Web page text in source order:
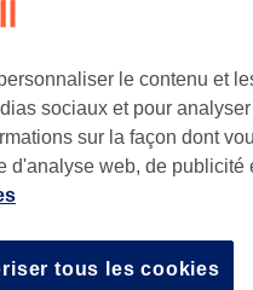
détail...
le contenu et
sociaux et pour analyser
sur la façon dont
d'analyse web, de publicité
tous les cookies